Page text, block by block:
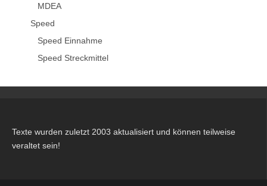
MDEA
Speed
Speed Einnahme
Speed Streckmittel
Texte wurden zuletzt 2003 aktualisiert und können teilweise
veraltet sein!